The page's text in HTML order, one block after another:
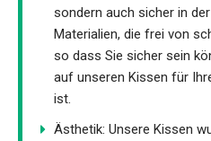
sondern auch sicher in
Materialien, die frei von
so dass Sie sicher sein
auf unseren Kissen für
ist.
Ästhetik: Unsere Kissen